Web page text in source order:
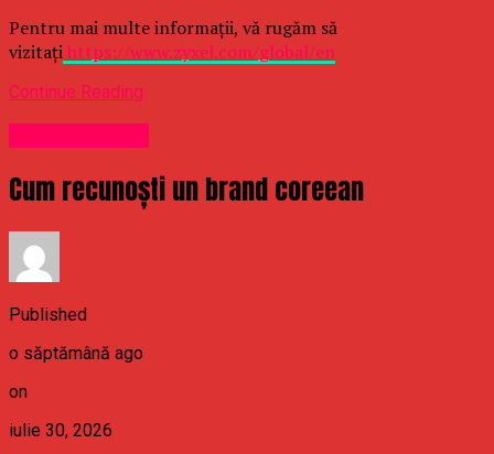
Pentru mai multe informații, vă rugăm să
vizitațihttps://www.zyxel.com/global/en
Continue Reading
Cum recunoști un brand coreean
Published
o săptămână ago
on
iulie 30, 2026